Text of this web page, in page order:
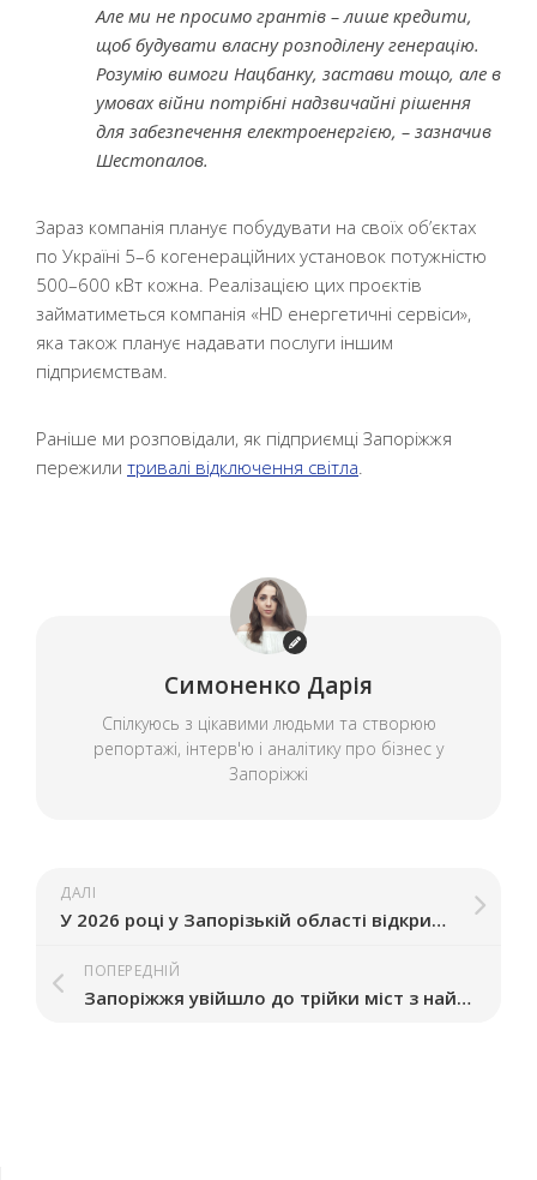
Але ми не просимо грантів – лише кредити,
щоб будувати власну розподілену генерацію.
Розумію вимоги Нацбанку, застави тощо, але в
умовах війни потрібні надзвичайні рішення
для забезпечення електроенергією, – зазначив
Шестопалов.
Зараз компанія планує побудувати на своїх об’єктах
по Україні 5–6 когенераційних установок потужністю
500–600 кВт кожна. Реалізацією цих проєктів
займатиметься компанія «HD енергетичні сервіси»,
яка також планує надавати послуги іншим
підприємствам.
Раніше ми розповідали, як підприємці Запоріжжя
пережили тривалі відключення світла.
Симоненко Дарія
Спілкуюсь з цікавими людьми та створюю
репортажі, інтерв'ю і аналітику про бізнес у
Запоріжжі
ДАЛІ
У 2026 році у Запорізькій області відкрили три нові ветеранські бізнеси
ПОПЕРЕДНІЙ
Запоріжжя увійшло до трійки міст з найбільшим відтоком б’юті-бізнесу